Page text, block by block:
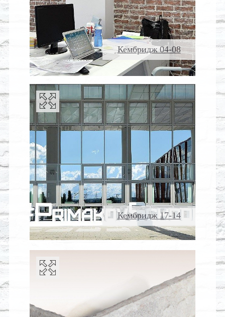
Кембридж 04-08
Кембридж 17-14